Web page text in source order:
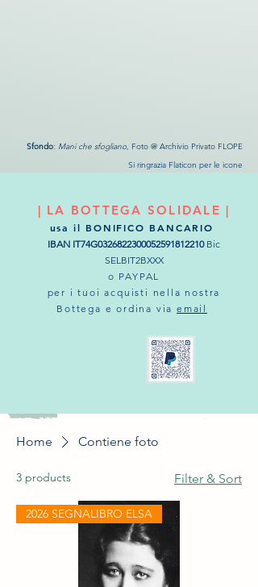
Sfondo: Mani che sfogliano, Foto @ Archivio Privato FLOPE
Si ringrazia Flaticon per le icone
| LA BOTTEGA SOLIDALE |
usa il BONIFICO BANCARIO
IBAN IT74G0326822300052591812210Bic
SELBIT2BXXX
o PAYPAL
per i tuoi acquisti nella nostra
Bottega e ordina via email
Home Contiene foto
3 products Filter & Sort
2026 SEGNALIBRO ELSA